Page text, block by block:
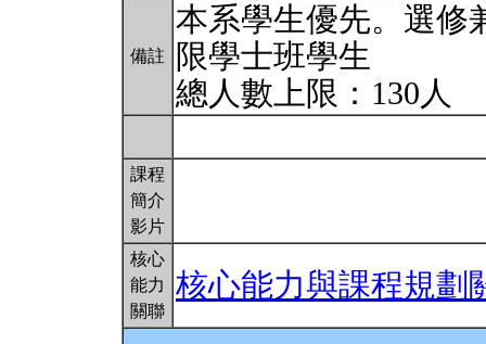
備註
本系學生優先。選修
限學士班學生
總人數上限：130人
課程
簡介
影片
核心
能力
關聯
核心能力與課程規劃